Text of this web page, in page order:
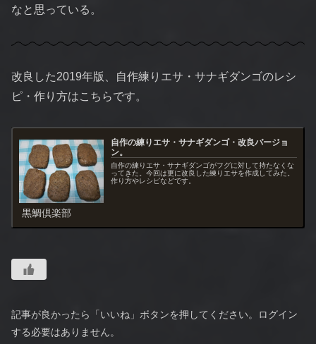
なと思っている。
改良した2019年版、自作練りエサ・サナギダンゴのレシ
ピ・作り方はこちらです。
自作の練りエサ・サナギダンゴ・改良バージョ
ン。
自作の練りエサ・サナギダンゴがフグに対して持たなくな
ってきた。今回は更に改良した練りエサを作成してみた。
作り方やレシピなどです。
黒鯛倶楽部
記事が良かったら「いいね」ボタンを押してください。ログイン
する必要はありません。